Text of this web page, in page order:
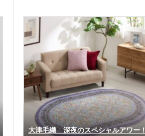
大津毛織 深夜のスペシャルアワー！